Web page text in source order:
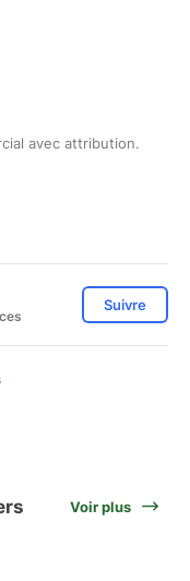
avec attribution.
Suivre
Voir plus